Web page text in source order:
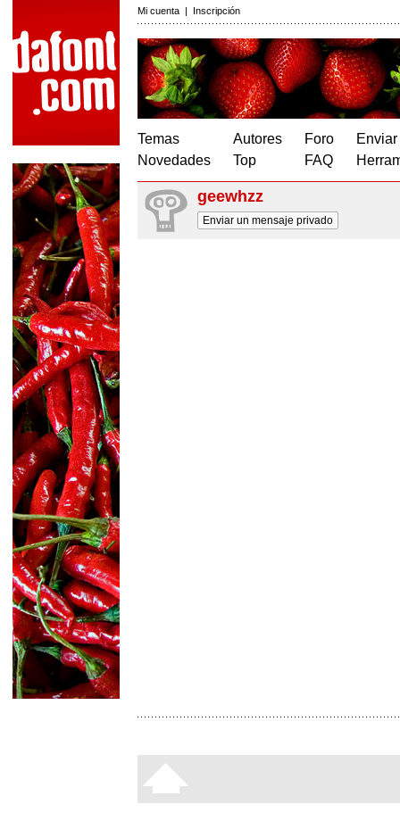
Mi cuenta | Inscripción
Temas
Novedades
Autores
Top
Foro
FAQ
geewhzz
Enviar un mensaje privado